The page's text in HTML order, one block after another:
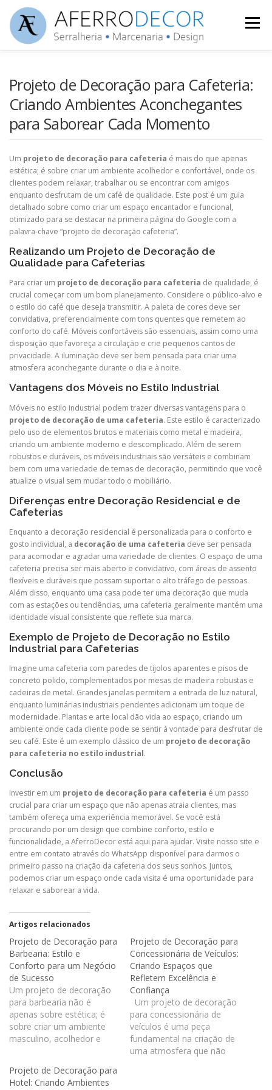
para
conteúdo
Menu
MÓVEIS SERVIÇOS DICAS CONTATO
Projeto de Decoração para Cafeteria:
Criando Ambientes Aconchegantes
para Saborear Cada Momento
Um projeto de decoração para cafeteria é mais do que apenas
estética; é sobre criar um ambiente acolhedor e confortável, onde os
clientes podem relaxar, trabalhar ou se encontrar com amigos
enquanto desfrutam de um café de qualidade. Este post é um guia
detalhado sobre como criar um espaço encantador e funcional,
otimizado para se destacar na primeira página do Google com a
palavra-chave “projeto de decoração cafeteria”.
Realizando um Projeto de Decoração de
Qualidade para Cafeterias
Para criar um projeto de decoração para cafeteria de qualidade, é
crucial começar com um bom planejamento. Considere o público-alvo e
o estilo do café que deseja transmitir. A paleta de cores deve ser
convidativa, preferencialmente com tons quentes que remetem ao
conforto do café. Móveis confortáveis são essenciais, assim como uma
disposição que favoreça a circulação e crie pequenos cantos de
privacidade. A iluminação deve ser bem pensada para criar uma
atmosfera aconchegante durante o dia e à noite.
Vantagens dos Móveis no Estilo Industrial
Móveis no estilo industrial podem trazer diversas vantagens para o
projeto de decoração de uma cafeteria. Este estilo é caracterizado
pelo uso de elementos brutos e materiais como metal e madeira,
criando um ambiente moderno e descomplicado. Além de serem
robustos e duráveis, os móveis industriais são versáteis e combinam
bem com uma variedade de temas de decoração, permitindo que você
atualize o visual sem mudar todo o mobiliário.
Diferenças entre Decoração Residencial e de
Cafeterias
Enquanto a decoração residencial é personalizada para o conforto e
gosto individual, a decoração de uma cafeteria deve ser pensada
para acomodar e agradar uma variedade de clientes. O espaço de uma
cafeteria precisa ser mais aberto e convidativo, com áreas de assento
flexíveis e duráveis que possam suportar o alto tráfego de pessoas.
Além disso, enquanto uma casa pode ter uma decoração que muda
com as estações ou tendências, uma cafeteria geralmente mantém uma
identidade visual consistente que reflete sua marca.
Exemplo de Projeto de Decoração no Estilo
Industrial para Cafeterias
Imagine uma cafeteria com paredes de tijolos aparentes e pisos de
concreto polido, complementados por mesas de madeira robustas e
cadeiras de metal. Grandes janelas permitem a entrada de luz natural,
enquanto luminárias industriais pendentes adicionam um toque de
modernidade. Plantas e arte local dão vida ao espaço, criando um
ambiente onde cada cliente pode se sentir à vontade para desfrutar de
seu café. Este é um exemplo clássico de um projeto de decoração
para cafeteria no estilo industrial.
Conclusão
Investir em um projeto de decoração para cafeteria é um passo
crucial para criar um espaço que não apenas atraia clientes, mas
também ofereça uma experiência memorável. Se você está
procurando por um design que combine conforto, estilo e
funcionalidade, a AferroDecor está aqui para ajudar. Visite nosso site e
entre em contato através do WhatsApp disponível para darmos o
primeiro passo na criação da cafeteria dos seus sonhos. Juntos,
podemos criar um espaço onde cada visita é uma oportunidade para
relaxar e saborear a vida.
Artigos relacionados
Projeto de Decoração para
Barbearia: Estilo e
Conforto para um Negócio
de Sucesso
Um projeto de decoração
para barbearia não é
apenas sobre estética; é
sobre criar um ambiente
masculino, acolhedor e
desfrutar de um momento
só para eles. Neste post,
Projeto de Decoração para
Concessionária de Veículos:
Criando Espaços que
Refletem Excelência e
Confiança
Um projeto de decoração
para concessionária de
veículos é uma peça
fundamental na criação de
uma atmosfera que não
Projeto de Decoração para
Hotel: Criando Ambientes